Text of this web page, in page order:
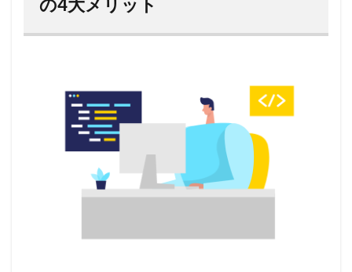
の4大メリット